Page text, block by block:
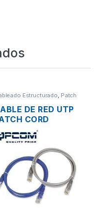
Estructurado, Patch
DE RED UTP
CORD
CAT6
30CM